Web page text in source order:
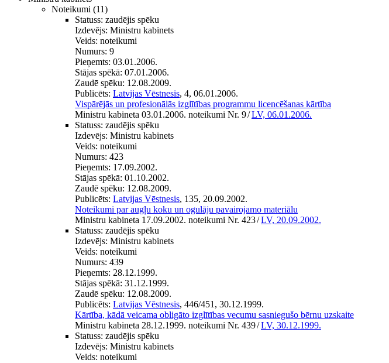
Noteikumi (11)
Statuss: zaudējis spēku
Izdevējs: Ministru kabinets
Veids: noteikumi
Numurs: 9
Pieņemts: 03.01.2006.
Stājas spēkā: 07.01.2006.
Zaudē spēku: 12.08.2009.
Publicēts: Latvijas Vēstnesis, 4, 06.01.2006.
Vispārējās un profesionālās izglītības programmu licencēšanas kārtība
Ministru kabineta 03.01.2006. noteikumi Nr. 9/LV, 06.01.2006.
Statuss: zaudējis spēku
Izdevējs: Ministru kabinets
Veids: noteikumi
Numurs: 423
Pieņemts: 17.09.2002.
Stājas spēkā: 01.10.2002.
Zaudē spēku: 12.08.2009.
Publicēts: Latvijas Vēstnesis, 135, 20.09.2002.
Noteikumi par augļu koku un ogulāju pavairojamo materiālu
Ministru kabineta 17.09.2002. noteikumi Nr. 423/LV, 20.09.2002.
Statuss: zaudējis spēku
Izdevējs: Ministru kabinets
Veids: noteikumi
Numurs: 439
Pieņemts: 28.12.1999.
Stājas spēkā: 31.12.1999.
Zaudē spēku: 12.08.2009.
Publicēts: Latvijas Vēstnesis, 446/451, 30.12.1999.
Kārtība, kādā veicama obligāto izglītības vecumu sasniegušo bērnu uzskaite
Ministru kabineta 28.12.1999. noteikumi Nr. 439/LV, 30.12.1999.
Statuss: zaudējis spēku
Izdevējs: Ministru kabinets
Veids: noteikumi